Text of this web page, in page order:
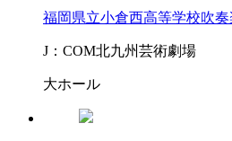
福岡県立小倉西高等学校吹
J：COM北九州芸術劇場
大ホール